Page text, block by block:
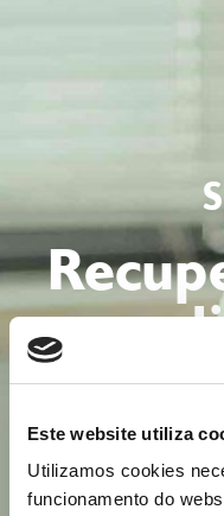
Este website utiliza
Utilizamos cookies
funcionamento do